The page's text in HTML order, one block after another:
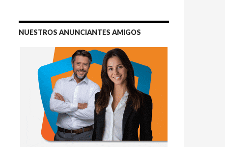
NUESTROS ANUNCIANTES AMIGOS